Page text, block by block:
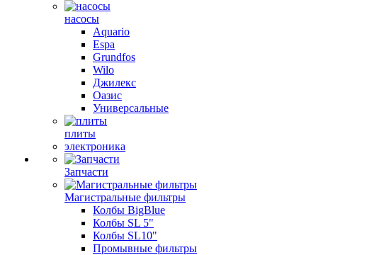
насосы
Aquario
Espa
Grundfos
Wilo
Джилекс
Оазис
Универсальные
плиты
электроника
Запчасти
Магистральные фильтры
Колбы BigBlue
Колбы SL 5"
Колбы SL10"
Промывные фильтры